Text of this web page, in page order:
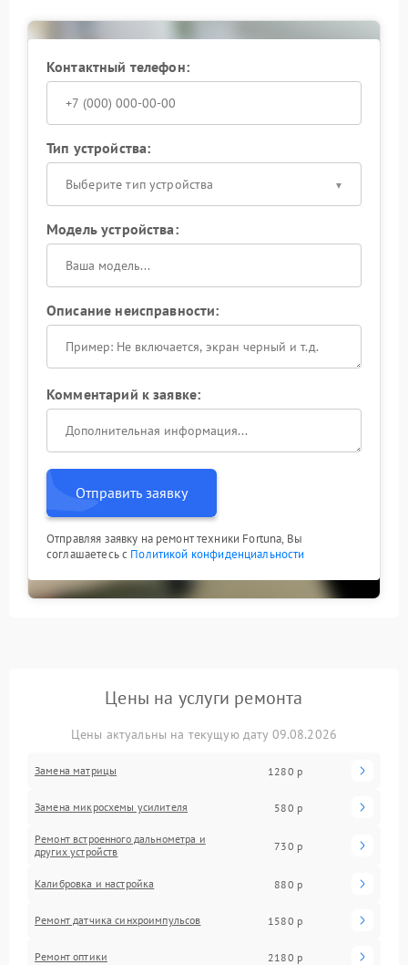
Контактный телефон:
Тип устройства:
Выберите тип устройства
Модель устройства:
Описание неисправности:
Комментарий к заявке:
Отправить заявку
Отправляя заявку на ремонт техники Fortuna, Вы
соглашаетесь с Политикой конфиденциальности
Цены на услуги ремонта
Цены актуальны на текущую дату 09.08.2026
Замена матрицы 1280 р
Замена микросхемы усилителя 580 р
Ремонт встроенного дальнометра и
других устройств
730 р
Калибровка и настройка 880 р
Ремонт датчика синхроимпульсов 1580 р
Ремонт оптики 2180 р